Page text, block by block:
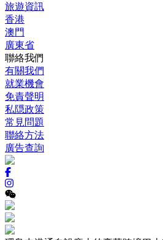
旅遊資訊
香港
澳門
廣東省
聯絡我們
有關我們
就業機會
免責聲明
私隠政策
常見問題
聯絡方法
廣告查詢